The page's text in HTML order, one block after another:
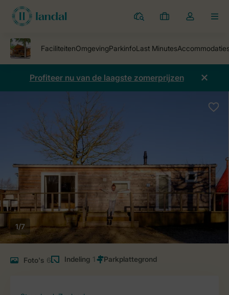
Parken
Mijn
Open
mijn
account
Profiteer nu van de laagste zomerprijzen
1/7
Foto's 6 Indeling 1